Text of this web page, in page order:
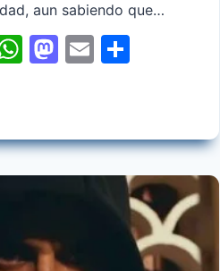
aun sabiendo que…
WhatsApp
Mastodon
EmailShare